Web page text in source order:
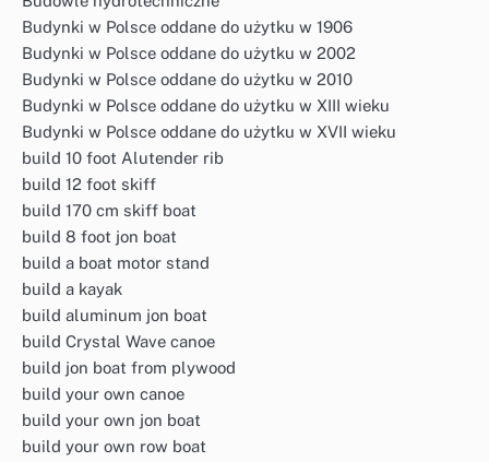
Budynki w Polsce oddane do użytku w 1906
Budynki w Polsce oddane do użytku w 2002
Budynki w Polsce oddane do użytku w 2010
Budynki w Polsce oddane do użytku w XIII wieku
Budynki w Polsce oddane do użytku w XVII wieku
build 10 foot Alutender rib
build 12 foot skiff
build 170 cm skiff boat
build 8 foot jon boat
build a boat motor stand
build a kayak
build aluminum jon boat
build Crystal Wave canoe
build jon boat from plywood
build your own canoe
build your own jon boat
build your own row boat